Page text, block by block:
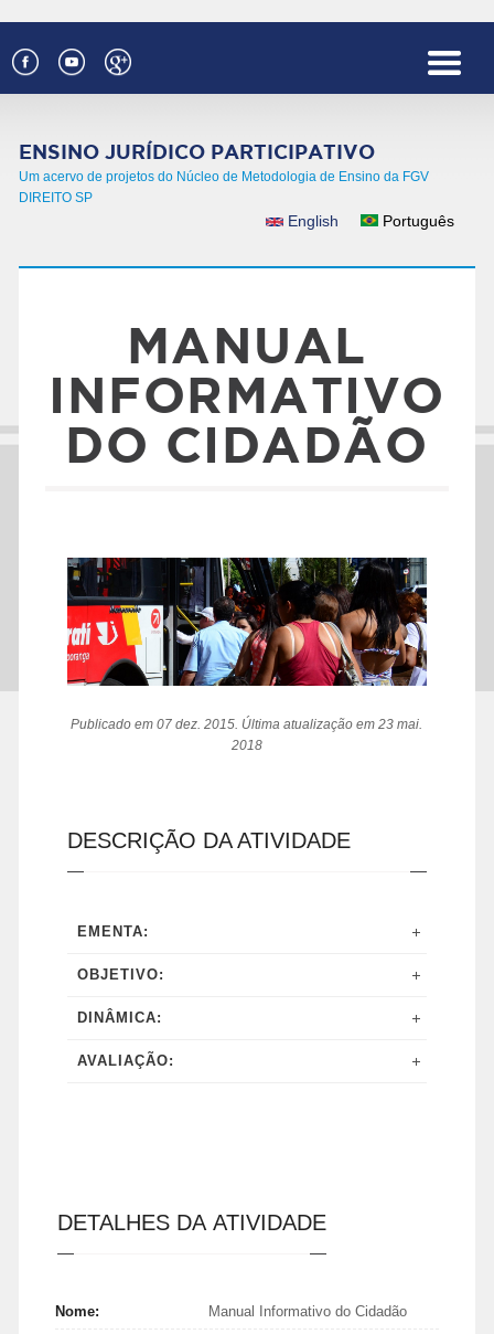
ENSINO JURÍDICO PARTICIPATIVO
Um acervo de projetos do Núcleo de Metodologia de Ensino da FGV
DIREITO SP
IDIOMAS
English Português
MANUAL
INFORMATIVO
DO CIDADÃO
Publicado em 07 dez. 2015. Última atualização em 23 mai.
2018
DESCRIÇÃO DA ATIVIDADE
EMENTA:
OBJETIVO:
DINÂMICA:
AVALIAÇÃO:
DETALHES DA ATIVIDADE
Nome: Manual Informativo do Cidadão